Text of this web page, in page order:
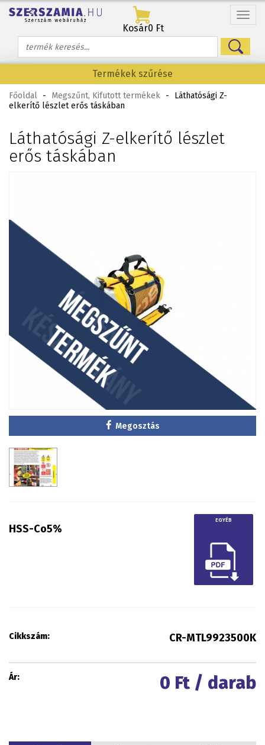
Menü
Kosár0 Ft
Termékek szűrése
Főoldal - Megszűnt, Kifutott termékek -
Láthatósági Z-
elkerítő lészlet erős táskában
Láthatósági Z-elkerítő lészlet
erős táskában
Megosztás
HSS-Co5%
EGYÉB
Cikkszám: CR-MTL9923500K
Ár: 0 Ft / darab